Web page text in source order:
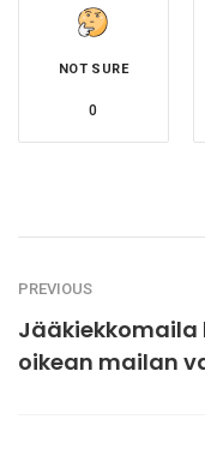
NOT SURE
0
PREVIOUS
Jääkiekkomaila
oikean mailan